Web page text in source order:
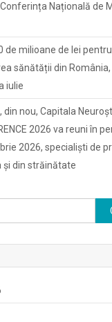
Națională de
de milioane de lei pentru
sănătății din România,
iulie
din nou, Capitala
2026 va reuni în
2026, specialiști de
și din străinătate